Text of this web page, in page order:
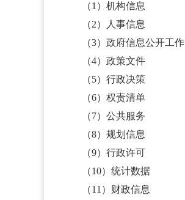
（1）机构信息
（2）人事信息
（3）政府信息公开工作
（4）政策文件
（5）行政决策
（6）权责清单
（7）公共服务
（8）规划信息
（9）行政许可
（10）统计数据
（11）财政信息